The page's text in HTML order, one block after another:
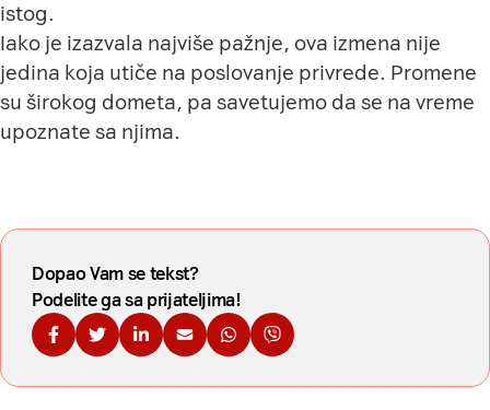
istog.
Iako je izazvala najviše pažnje, ova izmena nije
jedina koja utiče na poslovanje privrede. Promene
su širokog dometa, pa savetujemo da se na vreme
upoznate sa njima.
Dopao Vam se tekst?
Podelite ga sa prijateljima!
Podelite na Fejsbuku
Podelite na Tviteru
Podelite na Linkdinu
Podelite na imejl
Podelite na WhatsApp
Podelite na Viberu